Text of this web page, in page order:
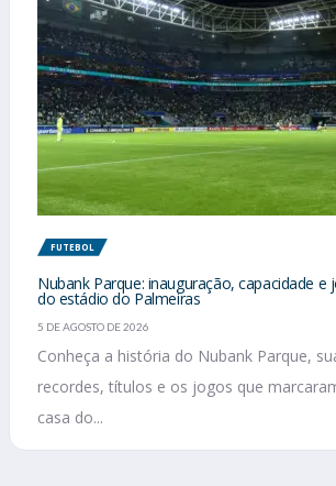
FUTEBOL
Nubank Parque: inauguração, capacidade e
do estádio do Palmeiras
5 DE AGOSTO DE 2026
Conheça a história do Nubank Parque,
recordes, títulos e os jogos que
casa do...